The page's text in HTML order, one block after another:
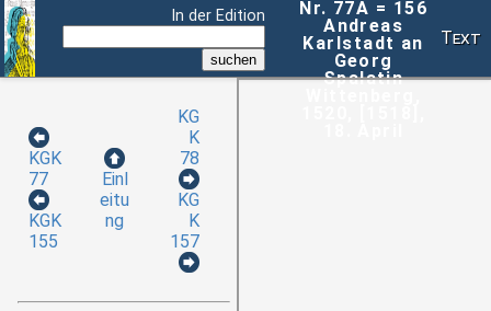
In der Edition
Nr. 77A = 156
Andreas
Karlstadt an
Georg
Spalatin
Text
KGK
77
KGK
155
Einl
eitu
ng
KG
K
78
KG
K
157